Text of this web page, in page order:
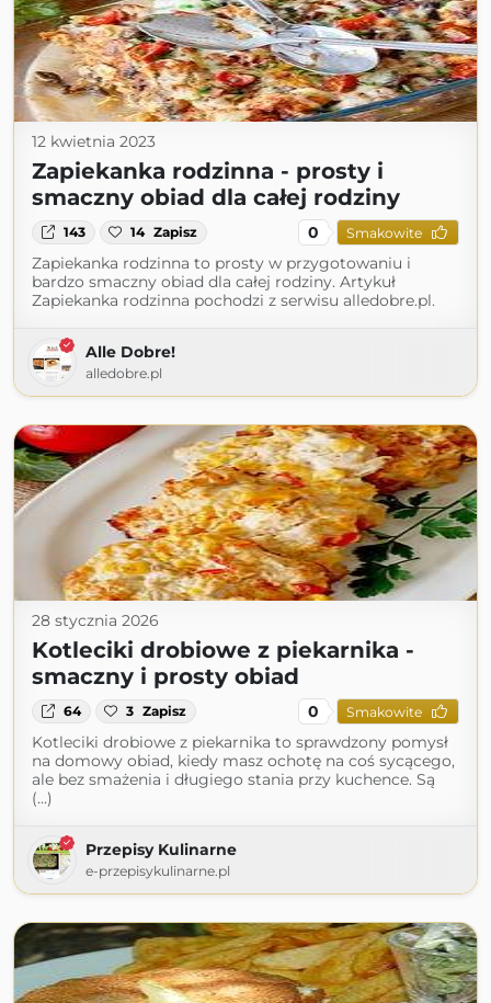
12 kwietnia 2023
Zapiekanka rodzinna - prosty i
smaczny obiad dla całej rodziny
143 14 Zapisz 0 Smakowite
Zapiekanka rodzinna to prosty w przygotowaniu i
bardzo smaczny obiad dla całej rodziny. Artykuł
Zapiekanka rodzinna pochodzi z serwisu alledobre.pl.
Alle Dobre!
alledobre.pl
28 stycznia 2026
Kotleciki drobiowe z piekarnika -
smaczny i prosty obiad
64 3 Zapisz 0 Smakowite
Kotleciki drobiowe z piekarnika to sprawdzony pomysł
na domowy obiad, kiedy masz ochotę na coś sycącego,
ale bez smażenia i długiego stania przy kuchence. Są
(...)
Przepisy Kulinarne
e-przepisykulinarne.pl